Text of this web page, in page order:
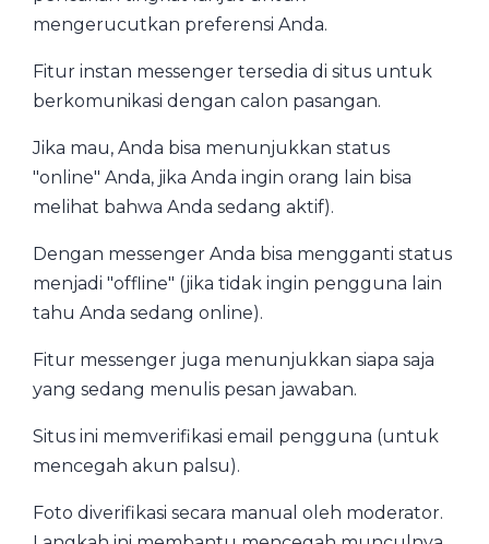
mengerucutkan preferensi Anda.
Fitur instan messenger tersedia di situs untuk
berkomunikasi dengan calon pasangan.
Jika mau, Anda bisa menunjukkan status
"online" Anda, jika Anda ingin orang lain bisa
melihat bahwa Anda sedang aktif).
Dengan messenger Anda bisa mengganti status
menjadi "offline" (jika tidak ingin pengguna lain
tahu Anda sedang online).
Fitur messenger juga menunjukkan siapa saja
yang sedang menulis pesan jawaban.
Situs ini memverifikasi email pengguna (untuk
mencegah akun palsu).
Foto diverifikasi secara manual oleh moderator.